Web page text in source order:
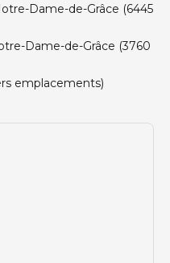
Dame-de-Grâce (6445
Dame-de-Grâce (3760
emplacements)